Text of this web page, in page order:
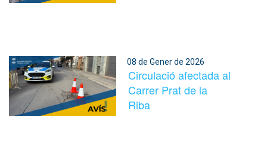
08 de Gener de 2026
Circulació afectada al
Carrer Prat de la
Riba